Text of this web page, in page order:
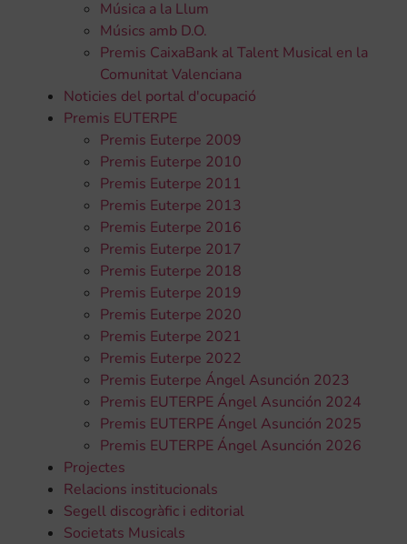
Música a la Llum
Músics amb D.O.
Premis CaixaBank al Talent Musical en la
Comunitat Valenciana
Noticies del portal d'ocupació
Premis EUTERPE
Premis Euterpe 2009
Premis Euterpe 2010
Premis Euterpe 2011
Premis Euterpe 2013
Premis Euterpe 2016
Premis Euterpe 2017
Premis Euterpe 2018
Premis Euterpe 2019
Premis Euterpe 2020
Premis Euterpe 2021
Premis Euterpe 2022
Premis Euterpe Ángel Asunción 2023
Premis EUTERPE Ángel Asunción 2024
Premis EUTERPE Ángel Asunción 2025
Premis EUTERPE Ángel Asunción 2026
Projectes
Relacions institucionals
Segell discogràfic i editorial
Societats Musicals